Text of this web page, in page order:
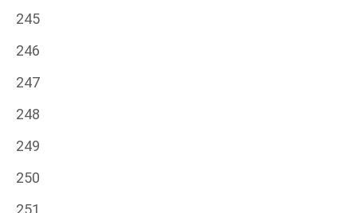
245
246
247
248
249
250
251